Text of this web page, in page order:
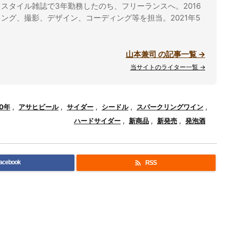
タイル雑誌で3年勤務したのち、フリーランスへ。2016
グ、撮影、デザイン、コーディング等を担当。2021年5
山本兼司 の記事一覧 →
当サイトのライター一覧 →
年 , アサヒビール , サイダー , シードル , スパークリングワイン ,
ハードサイダー , 新商品 , 新発売 , 発泡酒
 RSS